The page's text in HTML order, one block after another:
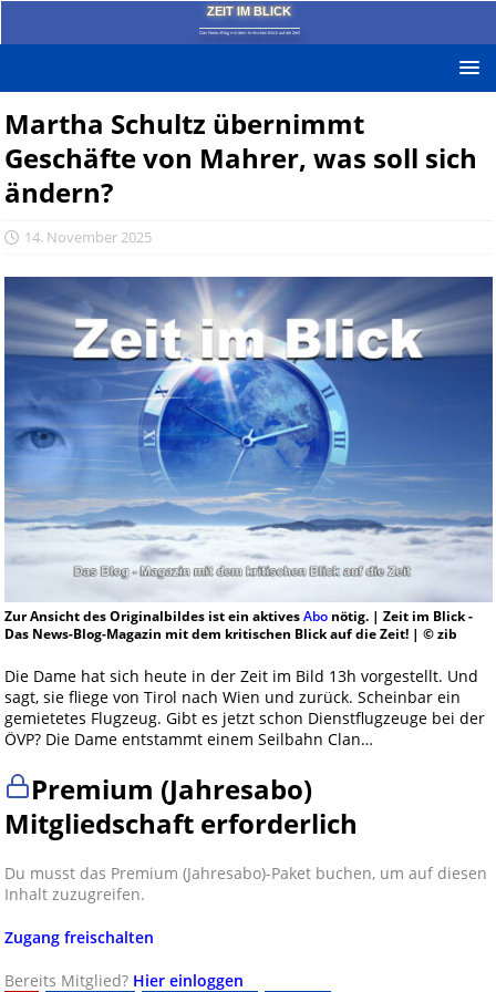
ZEIT IM BLICK
Das News-Blog mit dem kritischen Blick auf die Zeit!
Martha Schultz übernimmt
Geschäfte von Mahrer, was soll sich
ändern?
14. November 2025
Zur Ansicht des Originalbildes ist ein aktivesAbonötig. | Zeit im Blick -
Das News-Blog-Magazin mit dem kritischen Blick auf die Zeit! | © zib
Die Dame hat sich heute in der Zeit im Bild 13h vorgestellt. Und
sagt, sie fliege von Tirol nach Wien und zurück. Scheinbar ein
gemietetes Flugzeug. Gibt es jetzt schon Dienstflugzeuge bei der
ÖVP? Die Dame entstammt einem Seilbahn Clan…
Premium (Jahresabo)
Mitgliedschaft erforderlich
Du musst das Premium (Jahresabo)-Paket buchen, um auf diesen
Inhalt zuzugreifen.
Zugang freischalten
Bereits Mitglied? Hier einloggen